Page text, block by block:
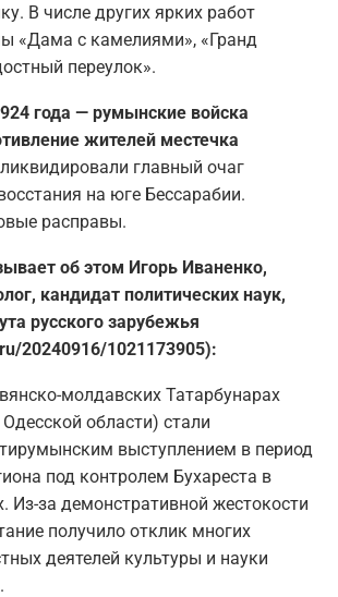
В числе других ярких работ
«Дама с камелиями», «Гранд
переулок».
года — румынские войска
жителей местечка
главный очаг
на юге Бессарабии.
расправы.
об этом Игорь Иваненко,
кандидат политических наук,
русского зарубежья
20240916/1021173905):
молдавских Татарбунарах
области) стали
выступлением в период
под контролем Бухареста в
Из-за демонстративной жестокости
получило отклик многих
деятелей культуры и науки